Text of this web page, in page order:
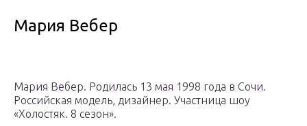
Мария Вебер
Мария Вебер. Родилась 13 мая 1998 года в Сочи.
Российская модель, дизайнер. Участница шоу
«Холостяк. 8 сезон».